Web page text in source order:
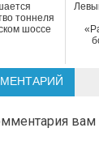
тоннеля
шоссе